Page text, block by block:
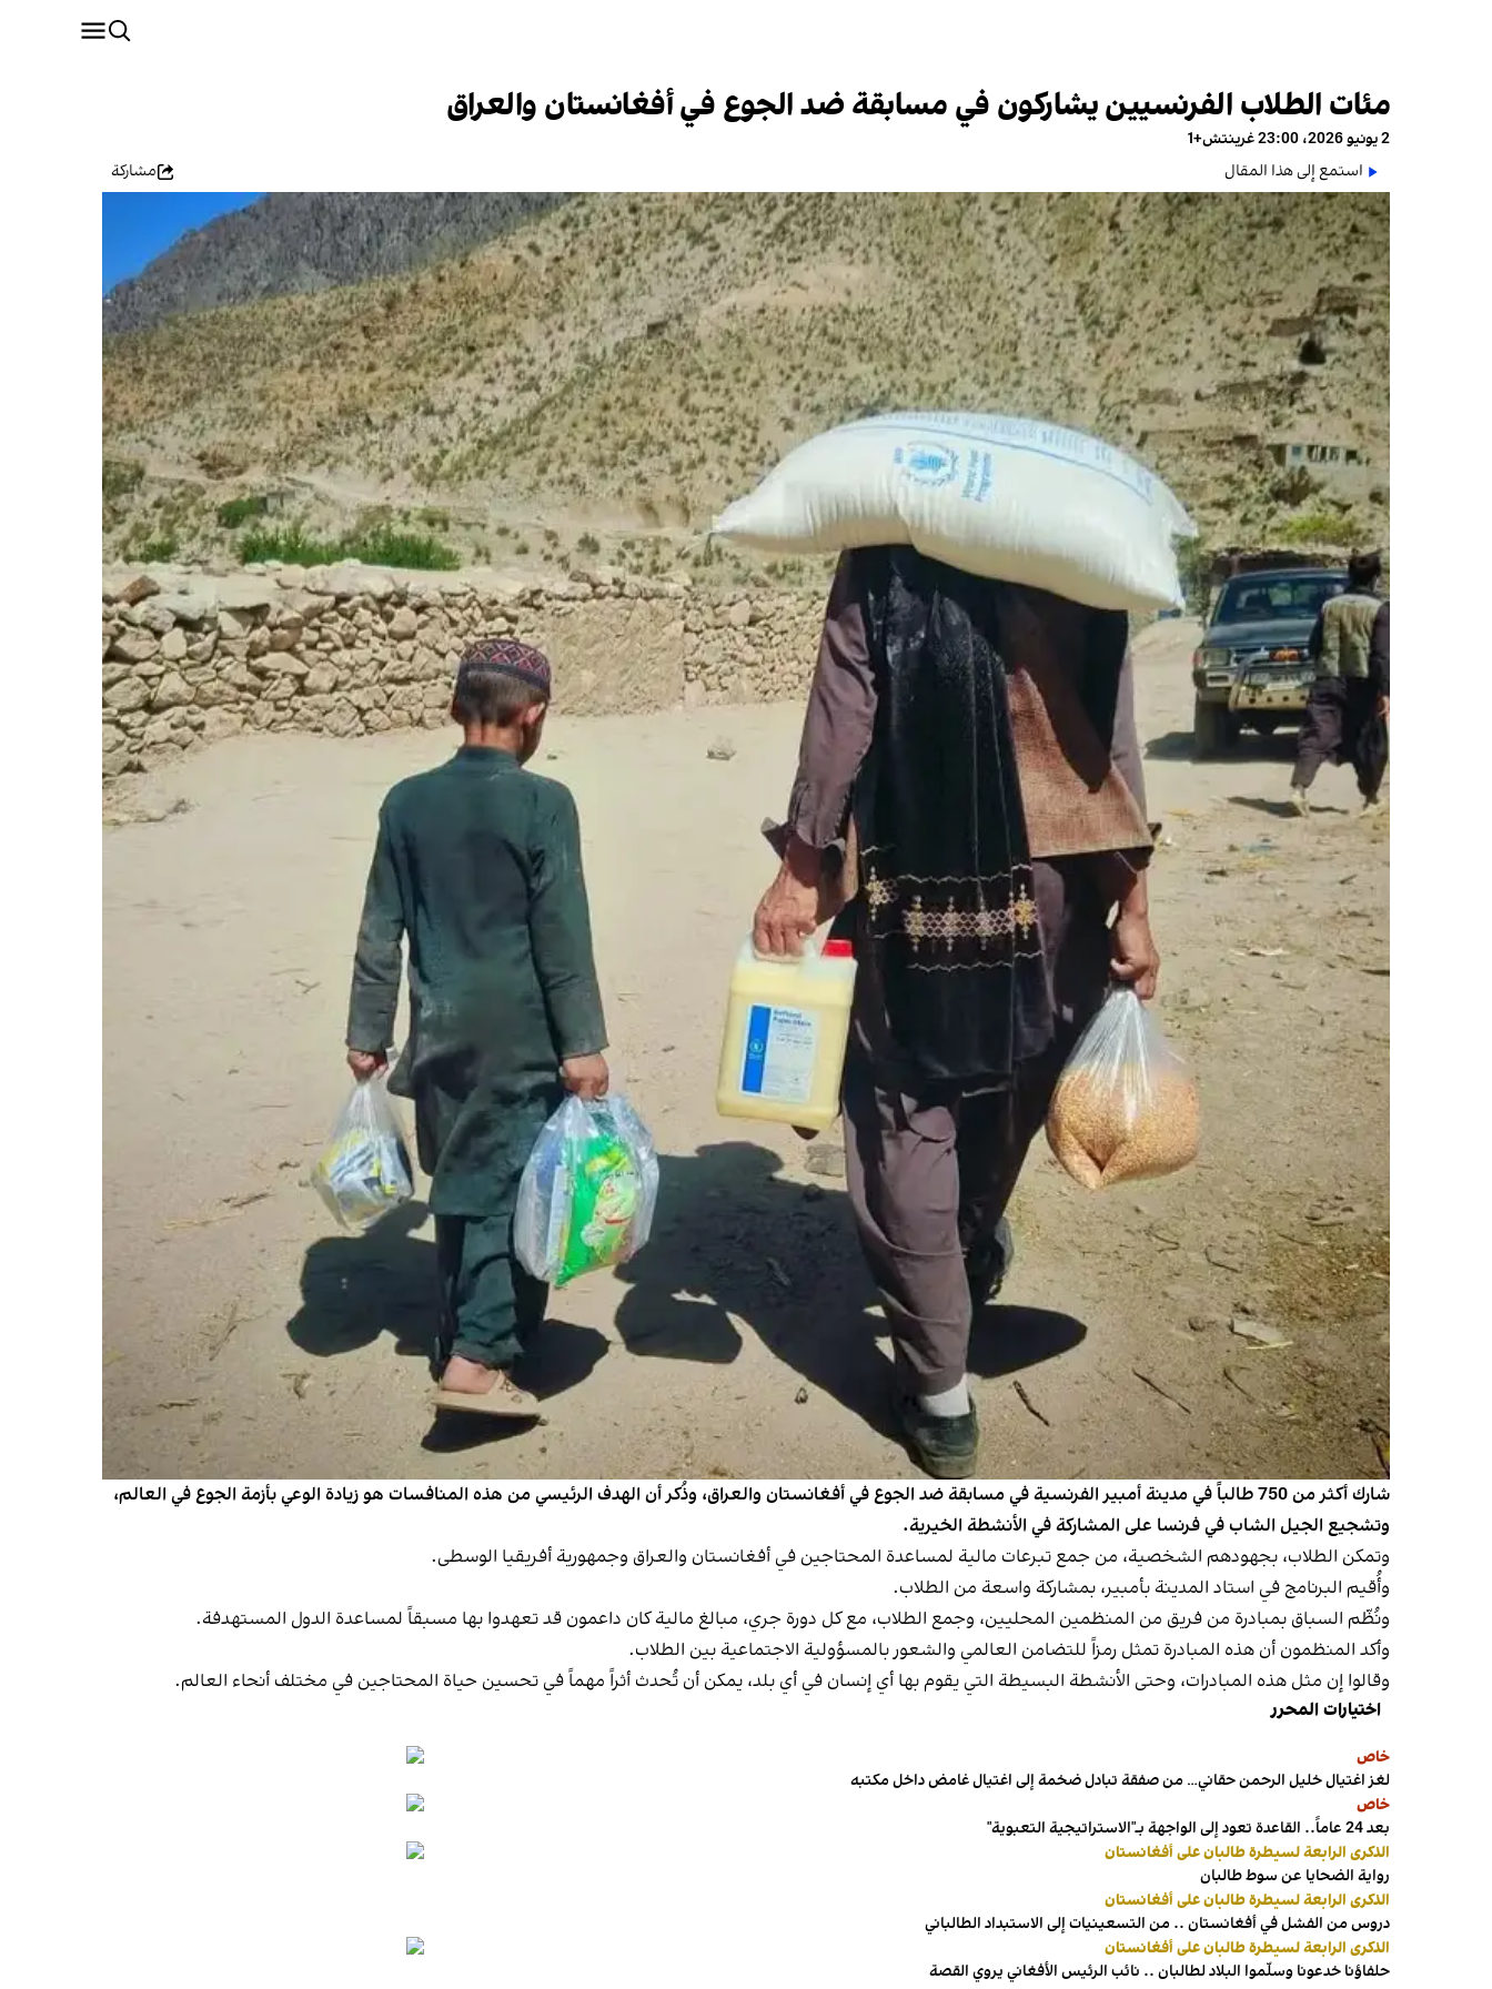
مئات الطلاب الفرنسيين يشاركون في مسابقة ضد الجوع في أفغانستان والعراق
2 يونيو 2026، 23:00 غرينتش+1
استمع إلى هذا المقال
مشاركة
شارك أكثر من 750 طالباً في مدينة أمبير الفرنسية في مسابقة ضد الجوع في أفغانستان والعراق، وذُكر أن الهدف الرئيسي من هذه المنافسات هو زيادة الوعي بأزمة الجوع في العالم،
وتشجيع الجيل الشاب في فرنسا على المشاركة في الأنشطة الخيرية.
وتمكن الطلاب، بجهودهم الشخصية، من جمع تبرعات مالية لمساعدة المحتاجين في أفغانستان والعراق وجمهورية أفريقيا الوسطى.
وأُقيم البرنامج في استاد المدينة بأمبير، بمشاركة واسعة من الطلاب.
ونُظّم السباق بمبادرة من فريق من المنظمين المحليين، وجمع الطلاب، مع كل دورة جري، مبالغ مالية كان داعمون قد تعهدوا بها مسبقاً لمساعدة الدول المستهدفة.
وأكد المنظمون أن هذه المبادرة تمثل رمزاً للتضامن العالمي والشعور بالمسؤولية الاجتماعية بين الطلاب.
وقالوا إن مثل هذه المبادرات، وحتى الأنشطة البسيطة التي يقوم بها أي إنسان في أي بلد، يمكن أن تُحدث أثراً مهماً في تحسين حياة المحتاجين في مختلف أنحاء العالم.
اختيارات المحرر
خاص
لغز اغتيال خليل الرحمن حقاني… من صفقة تبادل ضخمة إلى اغتيال غامض داخل مكتبه
خاص
بعد 24 عاماً.. القاعدة تعود إلى الواجهة بـ"الاستراتيجية التعبوية"
الذكرى الرابعة لسيطرة طالبان على أفغانستان
رواية الضحايا عن سوط طالبان
الذكرى الرابعة لسيطرة طالبان على أفغانستان
دروس من الفشل في أفغانستان .. من التسعينيات إلى الاستبداد الطالباني
الذكرى الرابعة لسيطرة طالبان على أفغانستان
حلفاؤنا خدعونا وسلّموا البلاد لطالبان .. نائب الرئيس الأفغاني يروي القصة